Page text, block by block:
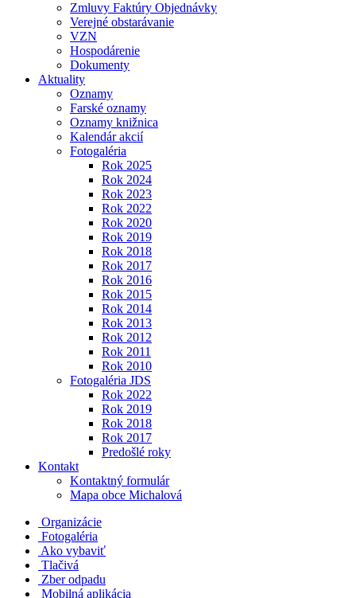
Zmluvy Faktúry Objednávky
Verejné obstarávanie
VZN
Hospodárenie
Dokumenty
Aktuality
Oznamy
Farské oznamy
Oznamy knižnica
Kalendár akcií
Fotogaléria
Rok 2025
Rok 2024
Rok 2023
Rok 2022
Rok 2020
Rok 2019
Rok 2018
Rok 2017
Rok 2016
Rok 2015
Rok 2014
Rok 2013
Rok 2012
Rok 2011
Rok 2010
Fotogaléria JDS
Rok 2022
Rok 2019
Rok 2018
Rok 2017
Predošlé roky
Kontakt
Kontaktný formulár
Mapa obce Michalová
Organizácie
Fotogaléria
Ako vybaviť
Tlačivá
Zber odpadu
Mobilná aplikácia